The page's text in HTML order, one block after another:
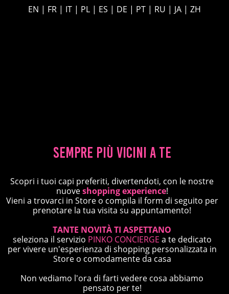
EN | FR | IT | PL | ES | DE | PT | RU | JA | ZH
Sempre più vicini a te
Scopri i tuoi capi preferiti, divertendoti, con le nostre
nuoveshopping experience!
Vieni a trovarci in Store o compila il form di seguito per
prenotare la tua visita su appuntamento!
TANTE NOVITÀ TI ASPETTANO
seleziona il servizio PINKO CONCIERGE a te dedicato
per vivere un'esperienza di shopping personalizzata in
Store o comodamente da casa
Non vediamo l'ora di farti vedere cosa abbiamo
pensato per te!